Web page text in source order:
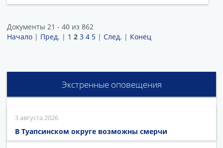
Документы 21 - 40 из 862
Начало | Пред. | 1 2 3 4 5 | След. | Конец
Экстренные оповещения
3 августа 2026
В Туапсинском округе возможны смерчи